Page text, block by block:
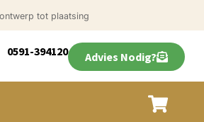
tot plaatsing
Advies Nodig?
0591-394120